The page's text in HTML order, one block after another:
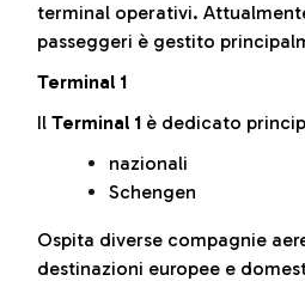
terminal operativi.
passeggeri è gestito
Terminal 1
Il Terminal 1 è dedicato
nazionali
Schengen
Ospita diverse compagnie
destinazioni europee e